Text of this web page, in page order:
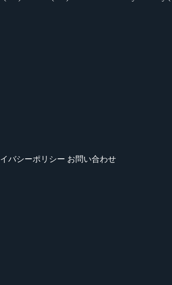
バシーポリシー お問い合わせ